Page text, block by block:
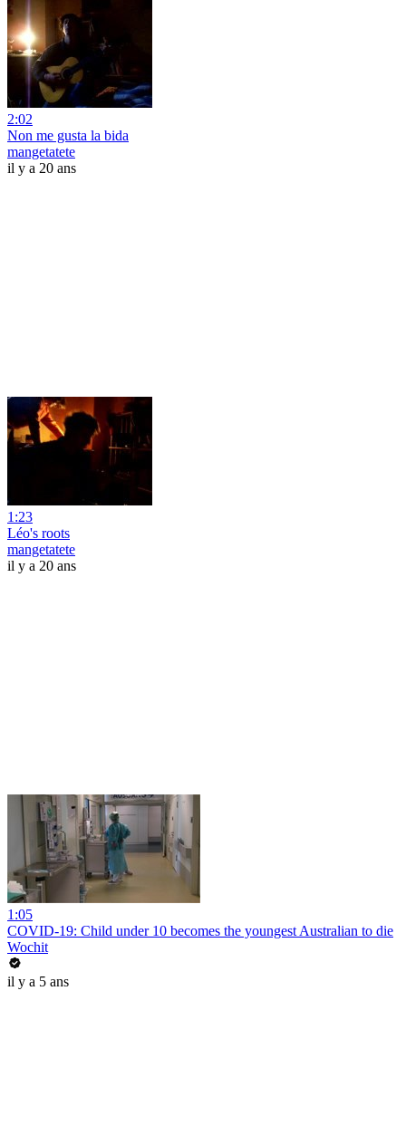
2:02
Non me gusta la bida
mangetatete
il y a 20 ans
1:23
Léo's roots
mangetatete
il y a 20 ans
1:05
COVID-19: Child under 10 becomes the youngest Australian to die
Wochit
il y a 5 ans